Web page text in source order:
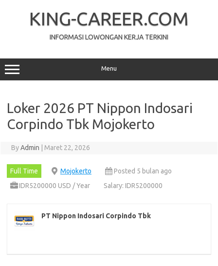
KING-CAREER.COM
INFORMASI LOWONGAN KERJA TERKINI
Menu
Loker 2026 PT Nippon Indosari
Corpindo Tbk Mojokerto
ByAdmin Maret 22, 2026
Full Time Mojokerto
Posted 5 bulan ago
IDR5200000 USD / Year
Salary: IDR5200000
PT Nippon Indosari Corpindo Tbk